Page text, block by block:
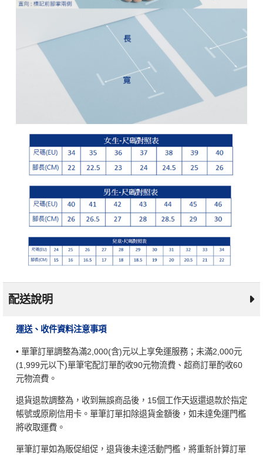
配送說明
運送、收件資料注意事項
• 單筆訂單調整為滿2,000(含)元以上享免運服務；未滿2,000元
(1,999元以下)單筆宅配訂單酌收90元物流費、超商訂單酌收60
元物流費。
退貨退款調整為，收到無誤商品後，15個工作天返還退款於指定
帳號或原刷信用卡。單筆訂單扣除退貨金額後，如未達免運門檻
將收取運費。
單筆訂單如為販促組促，退貨後未達活動門檻，將重新計算訂單